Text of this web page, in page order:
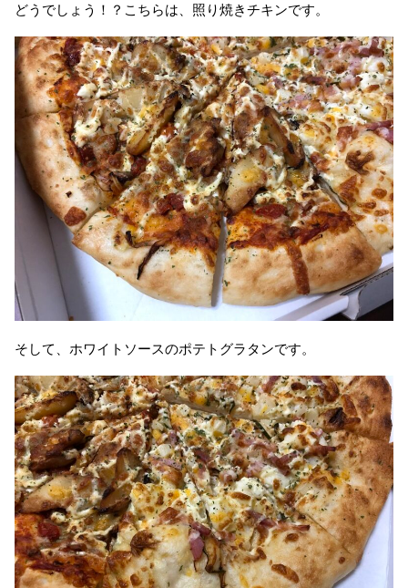
どうでしょう！？こちらは、照り焼きチキンです。
そして、ホワイトソースのポテトグラタンです。